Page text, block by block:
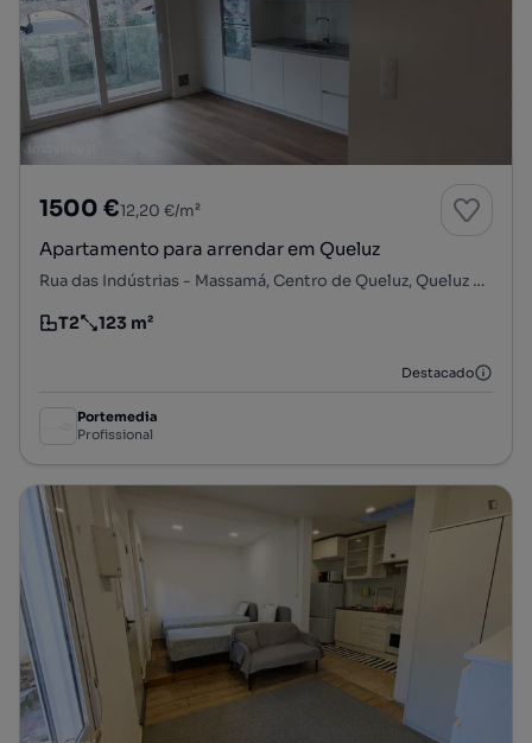
1500 €12,20 €/m²
Apartamento para arrendar em Queluz
Rua das Indústrias - Massamá, Centro de Queluz, Queluz e Belas, Sintra, Lisboa
Tipologia
T2
Preço por metro quadrado
123 m²
Destacado
Portemedia
Profissional